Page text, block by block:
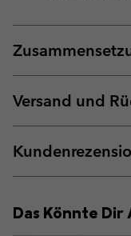
Versand und
Das Könnte Dir